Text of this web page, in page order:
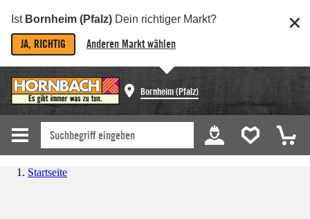
Ist Bornheim (Pfalz) Dein richtiger Markt?
JA, RICHTIG Anderen Markt wählen
Bornheim (Pfalz)
Startseite